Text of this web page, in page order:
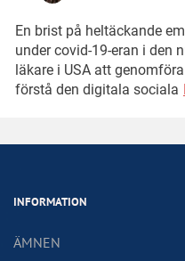
En brist på heltäckande
under covid-19-eran i den
läkare i USA att
förstå den digitala sociala
INFORMATION
ÄMNEN